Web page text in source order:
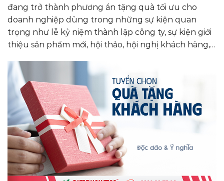
đang trở thành phương án tặng quà tối ưu cho
doanh nghiệp dùng trong những sự kiện quan
trọng như lễ kỷ niệm thành lập công ty, sự kiện giới
thiệu sản phẩm mới, hội thảo, hội nghị khách hàng,…